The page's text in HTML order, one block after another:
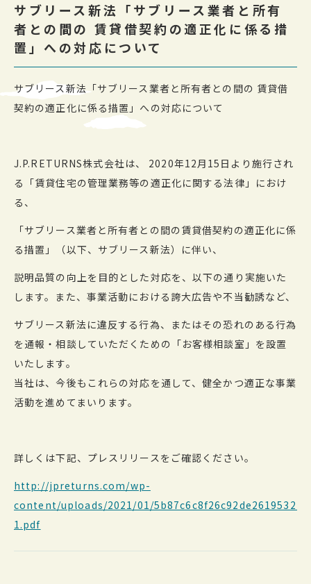
サブリース新法「サブリース業者と所有
者との間の 賃貸借契約の適正化に係る措
置」への対応について
サブリース新法「サブリース業者と所有者との間の 賃貸借
契約の適正化に係る措置」への対応について
J.P.RETURNS株式会社は、 2020年12月15日より施行され
る「賃貸住宅の管理業務等の適正化に関する法律」におけ
る、
「サブリース業者と所有者との間の賃貸借契約の適正化に係
る措置」（以下、サブリース新法）に伴い、
説明品質の向上を目的とした対応を、以下の通り実施いた
します。また、事業活動における誇大広告や不当勧誘など、
サブリース新法に違反する行為、またはその恐れのある行為
を通報・相談していただくための「お客様相談室」を設置
いたします。
当社は、今後もこれらの対応を通して、健全かつ適正な事業
活動を進めてまいります。
詳しくは下記、プレスリリースをご確認ください。
http://jpreturns.com/wp-
content/uploads/2021/01/
1.pdf